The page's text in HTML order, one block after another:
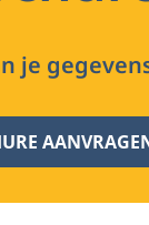
je